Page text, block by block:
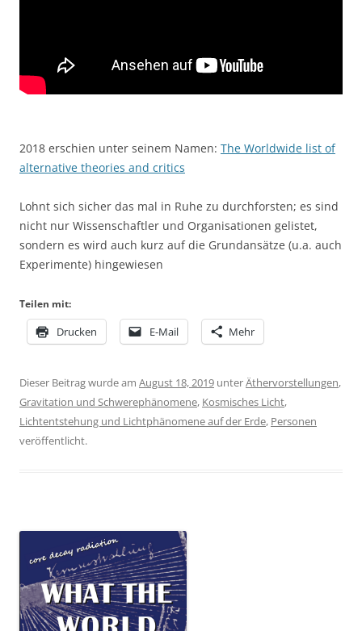
2018 erschien unter seinem Namen: The Worldwide list of
alternative theories and critics
Lohnt sich sicher das mal in Ruhe zu durchforsten; es sind
nicht nur Wissenschaftler und Organisationen gelistet,
sondern es wird auch kurz auf die Grundansätze (u.a. auch
Experimente) hingewiesen
Teilen mit:
Drucken E-Mail Mehr
Dieser Beitrag wurde am August 18, 2019 unterÄthervorstellungen,
Gravitation und Schwerephänomene, Kosmisches Licht,
Lichtentstehung und Lichtphänomene auf der Erde, Personen
veröffentlicht.